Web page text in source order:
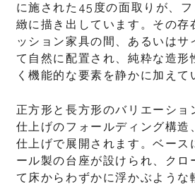
に施された45度の面取りが、
緻に描き出しています。その存
ッション家具の間、あるいはサ
て自然に配置され、純粋な造形
く機能的な要素を静かに加えて
正方形と長方形のバリエーショ
仕上げのフォールディング構造
仕上げで展開されます。ベース
ール製の台座が設けられ、クロ
て床からわずかに浮かぶような